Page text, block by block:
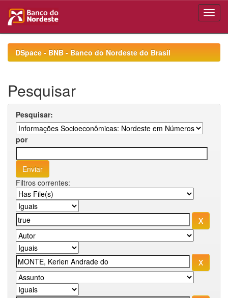
navigationDSpace - BNB - Banco do Nordeste do Brasil
Pesquisar
Pesquisar:
por
Filtros correntes: